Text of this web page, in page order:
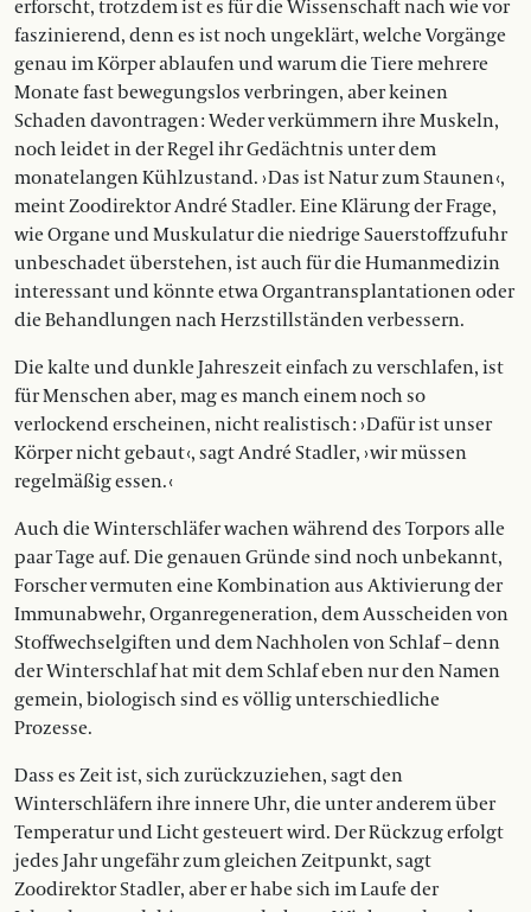
erforscht, trotzdem ist es für die Wissenschaft nach wie vor
faszinierend, denn es ist noch ungeklärt, welche Vorgänge
genau im Körper ablaufen und warum die Tiere mehrere
Monate fast ­bewegungslos verbringen, aber keinen
Schaden davontragen : Weder verkümmern ihre Muskeln,
noch leidet in der Regel ihr Gedächtnis unter dem
monatelangen Kühlzustand. › Das ist Natur zum Staunen ‹,
meint Zoodirektor André Stadler. Eine Klärung der Frage,
wie Organe und Muskulatur die niedrige Sauerstoffzufuhr
unbeschadet überstehen, ist auch für die Humanmedizin
interessant und könnte etwa Organtransplantationen oder
die Behandlungen nach Herzstillständen verbessern.
Die kalte und dunkle Jahreszeit einfach zu verschlafen, ist
für Menschen aber, mag es manch einem noch so
verlockend erscheinen, nicht realistisch : › Dafür ist unser
Körper nicht gebaut ‹, sagt André Stadler, › wir müssen
regelmäßig essen. ‹
Auch die Winterschläfer wachen während des Torpors alle
paar Tage auf. Die genauen Gründe sind noch unbekannt,
Forscher vermuten eine Kombination aus Aktivierung der
Immunabwehr, Organregeneration, dem Ausscheiden von
Stoffwechselgiften und dem Nachholen von Schlaf – denn
der Winterschlaf hat mit dem Schlaf eben nur den Namen
gemein, biologisch sind es völlig unterschiedliche
Prozesse.
Dass es Zeit ist, sich zurückzuziehen, sagt den
Winterschläfern ihre innere Uhr, die unter anderem über
Temperatur und Licht gesteuert wird. Der Rückzug erfolgt
jedes Jahr ungefähr zum gleichen Zeitpunkt, sagt
Zoodirektor Stadler, aber er habe sich im Laufe der